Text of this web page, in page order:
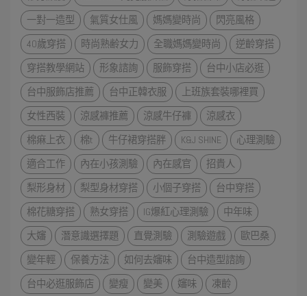
一對一造型
氣質女仕風 媽媽變時尚
閃亮風格
40歲穿搭
時尚熟齢女力 全職媽媽變時尚
逆齡穿搭
穿搭教學網站
形象諮詢 服飾穿搭
台中小店必逛
台中服飾店推薦
台中正韓衣服
上班族套裝哪裡買
女性西裝
涼感褲推薦 涼感牛仔褲
涼感衣
棉痳上衣
棉t 牛仔裙穿搭胖 K&J SHINE
心理測驗
適合工作
內在小孩測驗 內在感官
招貴人
梨形身材
梨型身材穿搭 小個子穿搭
台中穿搭
棉花糖穿搭
熟女穿搭 IG爆紅心理測驗
中年味
大嬸
潛意識選擇題 直覺測驗 測驗遊戲
歐巴桑
變年輕
保養方法 如何去嬸味
台中造型諮詢
台中必逛服飾店
變瘦 變美 嬸味
凍齡